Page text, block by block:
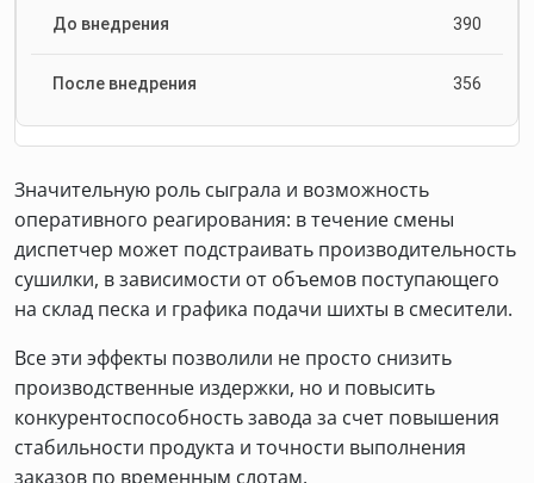
390
356
Значительную роль сыграла и возможность
оперативного реагирования: в течение смены
диспетчер может подстраивать производительность
сушилки, в зависимости от объемов поступающего
на склад песка и графика подачи шихты в смесители.
Все эти эффекты позволили не просто снизить
производственные издержки, но и повысить
конкурентоспособность завода за счет повышения
стабильности продукта и точности выполнения
заказов по временным слотам.